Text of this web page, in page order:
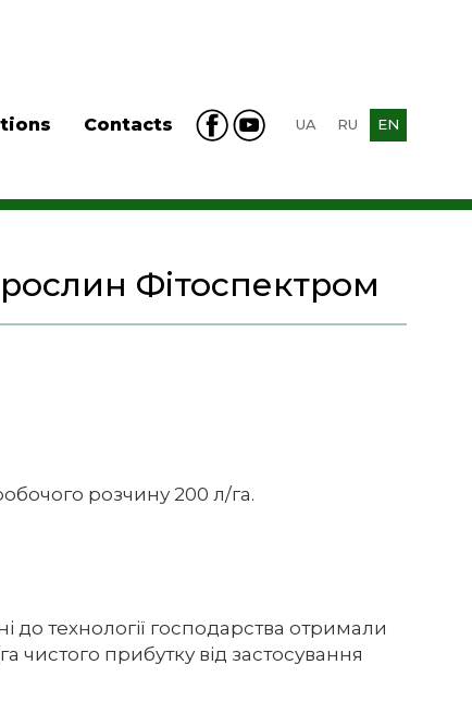
Contacts UA RU EN
Фітоспектром
розчину 200 л/га.
технології господарства отримали
прибутку від застосування